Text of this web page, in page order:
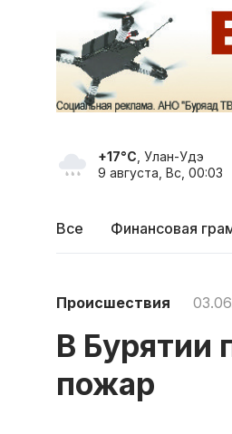
+17°C , Улан-Удэ
9 августа, Вс, 00:03
Все Финансовая
Происшествия
В Бурятии
пожар